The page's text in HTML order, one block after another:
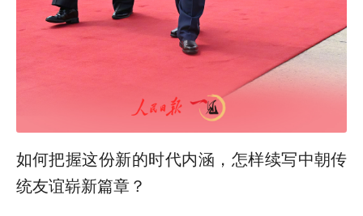
如何把握这份新的时代内涵，怎样续写中朝传
统友谊崭新篇章？